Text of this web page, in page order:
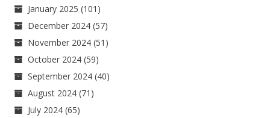
January 2025 (101)
December 2024 (57)
November 2024 (51)
October 2024 (59)
September 2024 (40)
August 2024 (71)
July 2024 (65)